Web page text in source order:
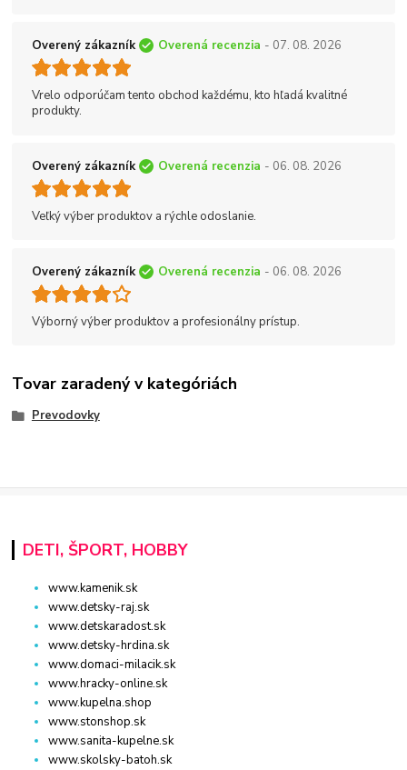
Overený zákazník Overená recenzia - 07. 08. 2026
Vrelo odporúčam tento obchod každému, kto hľadá kvalitné
produkty.
Overený zákazník Overená recenzia - 06. 08. 2026
Veľký výber produktov a rýchle odoslanie.
Overený zákazník Overená recenzia - 06. 08. 2026
Výborný výber produktov a profesionálny prístup.
Tovar zaradený v kategóriách
Prevodovky
DETI, ŠPORT, HOBBY
www.kamenik.sk
www.detsky-raj.sk
www.detskaradost.sk
www.detsky-hrdina.sk
www.domaci-milacik.sk
www.hracky-online.sk
www.kupelna.shop
www.stonshop.sk
www.sanita-kupelne.sk
www.skolsky-batoh.sk